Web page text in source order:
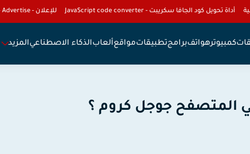
أداة تحويل كود الجافا سكريبت - JavaScript code converter للإعلان - To Advertise
كمبيوترهواتفبرامجتطبيقاتمواقعألعابالذكاء الاصطناعيالمزيد
المتصفح جوجل كروم ؟